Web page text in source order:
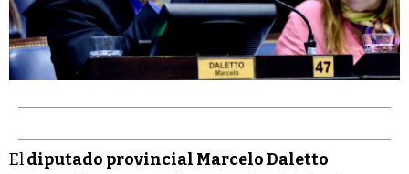
Eldiputado provincial Marcelo Daletto